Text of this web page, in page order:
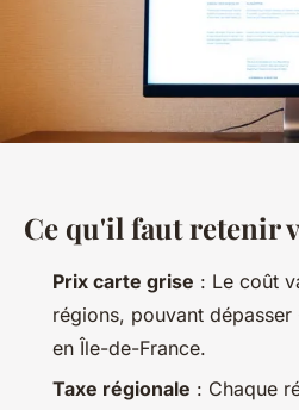
Ce qu'il faut retenir
Prix carte grise : Le coût
régions, pouvant
en Île-de-France.
Taxe régionale : Chaque